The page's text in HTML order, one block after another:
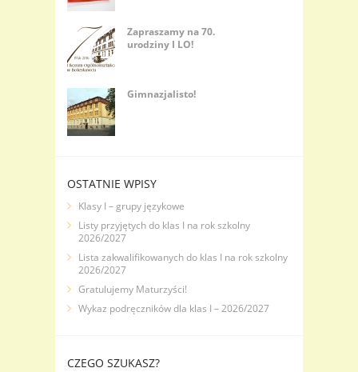
Zapraszamy na 70.
urodziny I LO!
Gimnazjalisto!
OSTATNIE WPISY
Klasy I – grupy językowe
Listy przyjętych do klas I na rok szkolny
2026/2027
Lista zakwalifikowanych do klas I na rok szkolny
2026/2027
Gratulujemy Maturzyści!
Wykaz podręczników dla klas I – 2026/2027
CZEGO SZUKASZ?